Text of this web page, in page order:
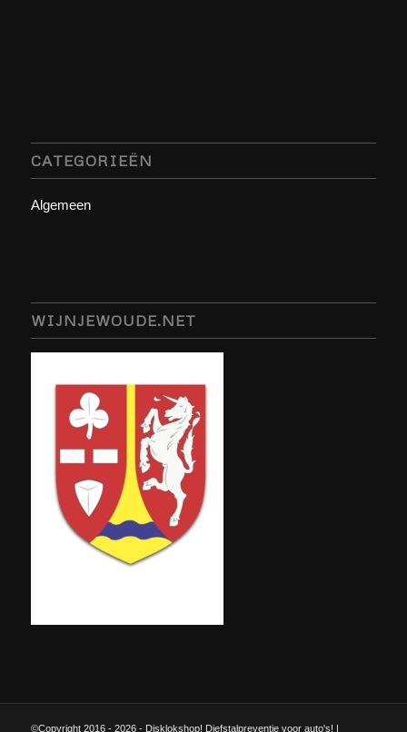
CATEGORIEËN
Algemeen
WIJNJEWOUDE.NET
©Copyright 2016 - 2026 - Disklokshop! Diefstalpreventie voor auto's! |